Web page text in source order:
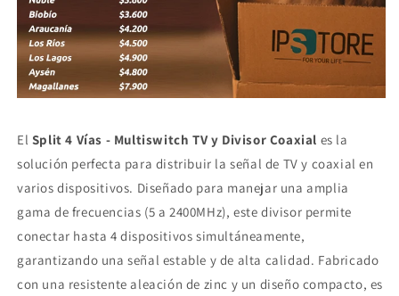
El Split 4 Vías - Multiswitch TV y Divisor Coaxial es la
solución perfecta para distribuir la señal de TV y coaxial en
varios dispositivos. Diseñado para manejar una amplia
gama de frecuencias (5 a 2400MHz), este divisor permite
conectar hasta 4 dispositivos simultáneamente,
garantizando una señal estable y de alta calidad. Fabricado
con una resistente aleación de zinc y un diseño compacto, es